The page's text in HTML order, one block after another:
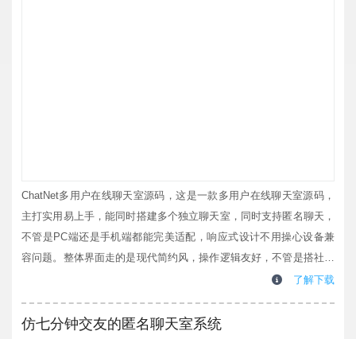
ChatNet多用户在线聊天室源码，这是一款多用户在线聊天室源码，
主打实用易上手，能同时搭建多个独立聊天室，同时支持匿名聊天，
不管是PC端还是手机端都能完美适配，响应式设计不用操心设备兼
容问题。整体界面走的是现代简约风，操作逻辑友好，不管是搭社区
交流平台，还是做小众私密社交场景，都能无缝融入，快速打造有氛
很轻松，二次修改门槛低。功能零基础快速安装：安装流程特别简
了解下载
仿七分钟交友的匿名聊天室系统